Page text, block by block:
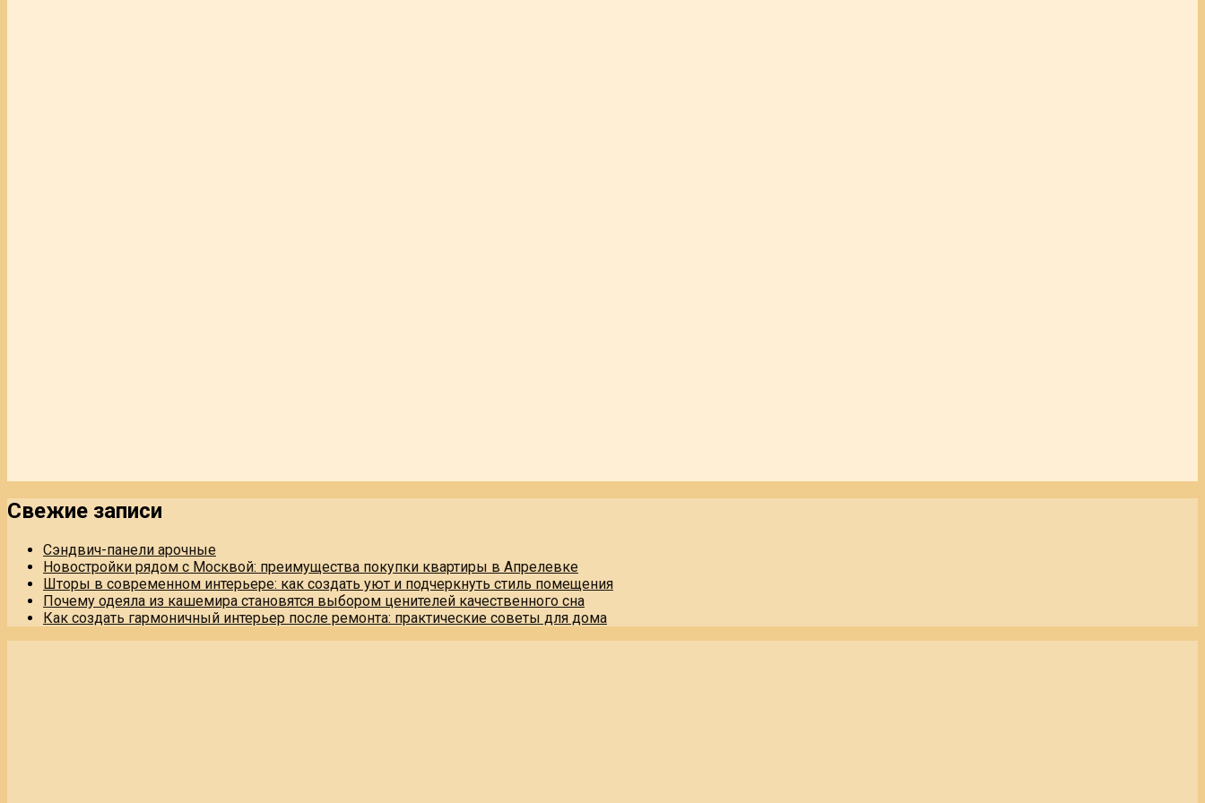
Свежие записи
Сэндвич-панели арочные
Новостройки рядом с Москвой: преимущества покупки квартиры в Апрелевке
Шторы в современном интерьере: как создать уют и подчеркнуть стиль помещения
Почему одеяла из кашемира становятся выбором ценителей качественного сна
Как создать гармоничный интерьер после ремонта: практические советы для дома